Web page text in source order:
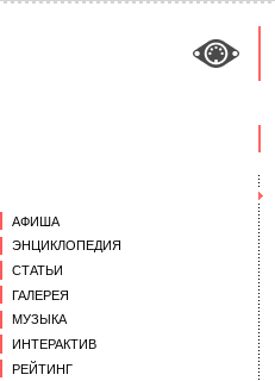
АФИША
ЭНЦИКЛОПЕДИЯ
СТАТЬИ
ГАЛЕРЕЯ
МУЗЫКА
ИНТЕРАКТИВ
РЕЙТИНГ